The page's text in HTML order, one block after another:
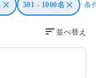
501 - 1000名 条
並べ替え